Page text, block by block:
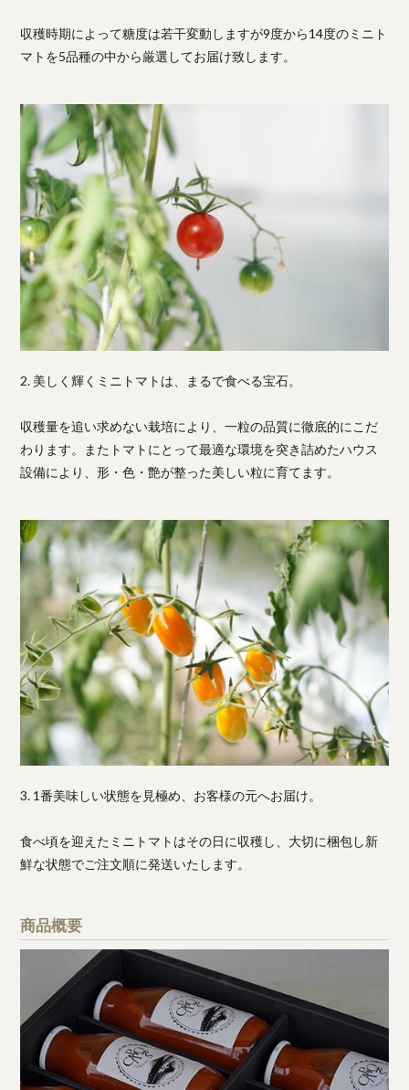
収穫時期によって糖度は若干変動しますが9度から14度のミニト
マトを5品種の中から厳選してお届け致します。
2. 美しく輝くミニトマトは、まるで食べる宝石。
収穫量を追い求めない栽培により、一粒の品質に徹底的にこだ
わります。またトマトにとって最適な環境を突き詰めたハウス
設備により、形・色・艶が整った美しい粒に育てます。
3. 1番美味しい状態を見極め、お客様の元へお届け。
食べ頃を迎えたミニトマトはその日に収穫し、大切に梱包し新
鮮な状態でご注文順に発送いたします。
商品概要